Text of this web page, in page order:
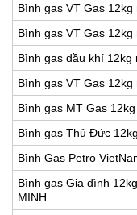
Bình gas VT Gas 12kg
Bình gas VT Gas 12kg
Bình gas dầu khí 12kg
Bình gas VT Gas 12kg
Bình gas MT Gas
Bình gas Thủ Đức
Bình Gas Petro
Bình gas Gia đình
MINH